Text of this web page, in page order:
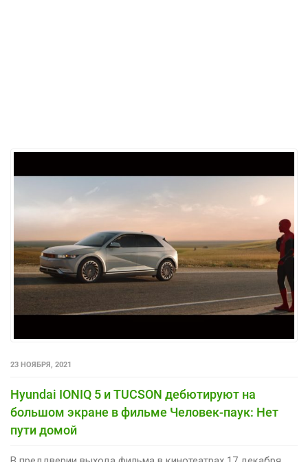
23 НОЯБРЯ, 2021
Hyundai IONIQ 5 и TUCSON дебютируют на
большом экране в фильме Человек-паук: Нет
пути домой